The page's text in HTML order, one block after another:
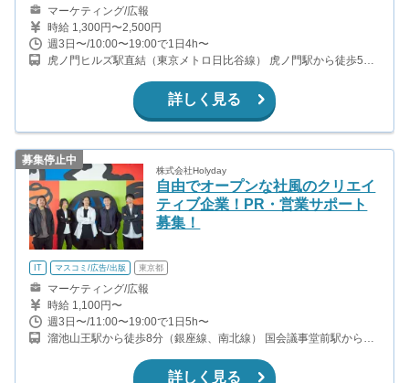
マーケティング/広報
時給 1,300円〜2,500円
週3日〜/10:00〜19:00で1日4h〜
虎ノ門ヒルズ駅直結（東京メトロ日比谷線） 虎ノ門駅から徒歩5分
詳しく見る
募集停止中
株式会社Holyday
自由でオープンな社風のクリエイ
ティブ企業！PR・営業サポート
募集！
IT マスコミ/広告/出版 東京都
マーケティング/広報
時給 1,100円〜
週3日〜/11:00〜19:00で1日5h〜
溜池山王駅から徒歩8分（銀座線、南北線） 国会議事堂前駅から徒
本木一丁目駅から徒歩10分（南北線）
詳しく見る